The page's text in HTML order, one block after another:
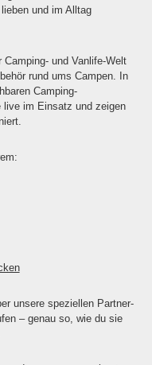
und im Alltag
und Vanlife-Welt
rund ums Campen. In
Camping-
live im Einsatz und zeigen
unsere speziellen Partner-
– genau so, wie du sie